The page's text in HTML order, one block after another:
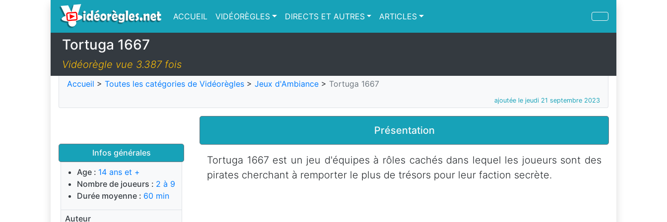
ACCUEIL VIDÉORÈGLES DIRECTS ET AUTRES ARTICLES
Tortuga 1667
Vidéorègle vue 3.387 fois
Accueil > Toutes les catégories de Vidéorègles > Jeux d'Ambiance > Tortuga 1667
ajoutée le jeudi 21 septembre 2023
Infos générales
Age : 14 ans et +
Nombre de joueurs : 2 à 9
Durée moyenne : 60 min
Auteur
Présentation
Tortuga 1667 est un jeu d'équipes à rôles cachés dans lequel les joueurs sont des
pirates cherchant à remporter le plus de trésors pour leur faction secrète.